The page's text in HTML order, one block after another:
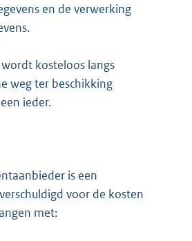
en de verwerking
kosteloos langs
weg ter beschikking
ieder.
is een
voor de kosten
met: